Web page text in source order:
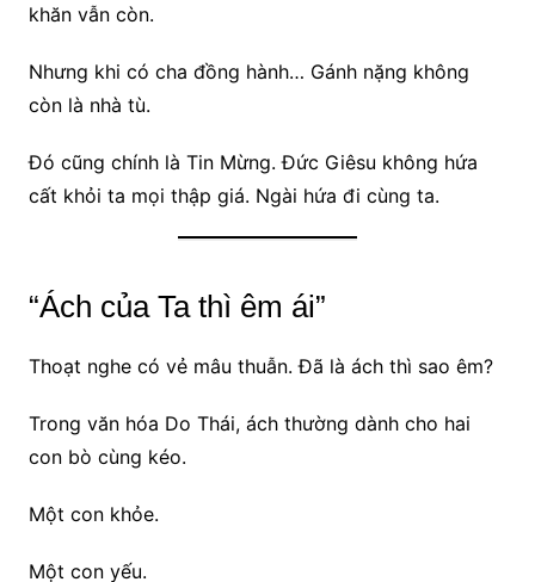
khăn vẫn còn.
Nhưng khi có cha đồng hành… Gánh nặng không
còn là nhà tù.
Đó cũng chính là Tin Mừng. Đức Giêsu không hứa
cất khỏi ta mọi thập giá. Ngài hứa đi cùng ta.
“Ách của Ta thì êm ái”
Thoạt nghe có vẻ mâu thuẫn. Đã là ách thì sao êm?
Trong văn hóa Do Thái, ách thường dành cho hai
con bò cùng kéo.
Một con khỏe.
Một con yếu.